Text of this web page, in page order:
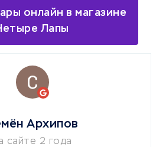
онлайн в магазине
Лапы
Архипов
сайте 2 года